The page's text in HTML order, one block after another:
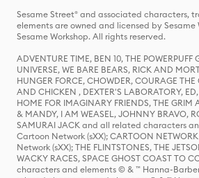
Sesame Street® and associated characters,
elements are owned and licensed by Sesame
Sesame Workshop. All rights reserved.
ADVENTURE TIME, BEN 10, THE POWERPUFF
UNIVERSE, WE BARE BEARS, RICK AND
HUNGER FORCE, CHOWDER, COURAGE
AND CHICKEN , DEXTER'S LABORATORY,
HOME FOR IMAGINARY FRIENDS, THE GRIM
& MANDY, I AM WEASEL, JOHNNY BRAVO,
SAMURAI JACK and all related characters
Cartoon Network (sXX); CARTOON
Network (sXX); THE FLINTSTONES, THE
WACKY RACES, SPACE GHOST COAST TO
characters and elements © & ™ Hanna-